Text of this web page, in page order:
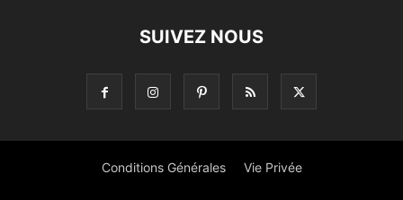
SUIVEZ NOUS
Conditions Générales Vie Privée